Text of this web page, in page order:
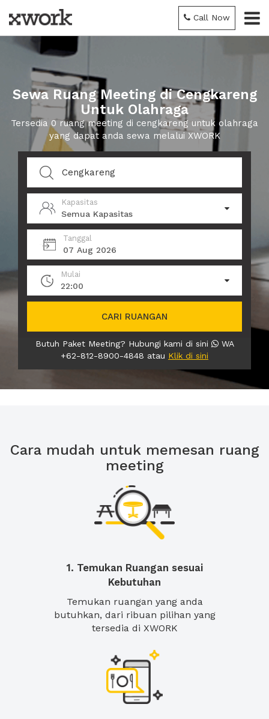
Call Now
Sewa Ruang Meeting di Cengkareng
Untuk Olahraga
Tersedia 0 ruang meeting di cengkareng untuk olahraga
yang dapat anda sewa melalui XWORK
Kapasitas
Semua Kapasitas
Tanggal
07 Aug 2026
Mulai
22:00
CARI RUANGAN
Butuh Paket Meeting? Hubungi kami di sini
WA
+62-812-8900-4848 atau Klik di sini
Cara mudah untuk memesan ruang
meeting
1. Temukan Ruangan sesuai
Kebutuhan
Temukan ruangan yang anda
butuhkan, dari ribuan pilihan yang
tersedia di XWORK